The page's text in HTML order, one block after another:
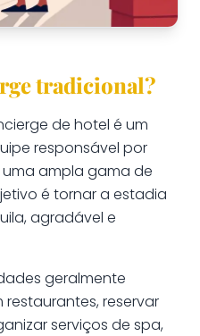
tradicional?
de hotel é um
responsável por
ampla gama de
é tornar a estadia
agradável e
geralmente
restaurantes, reservar
serviços de spa,